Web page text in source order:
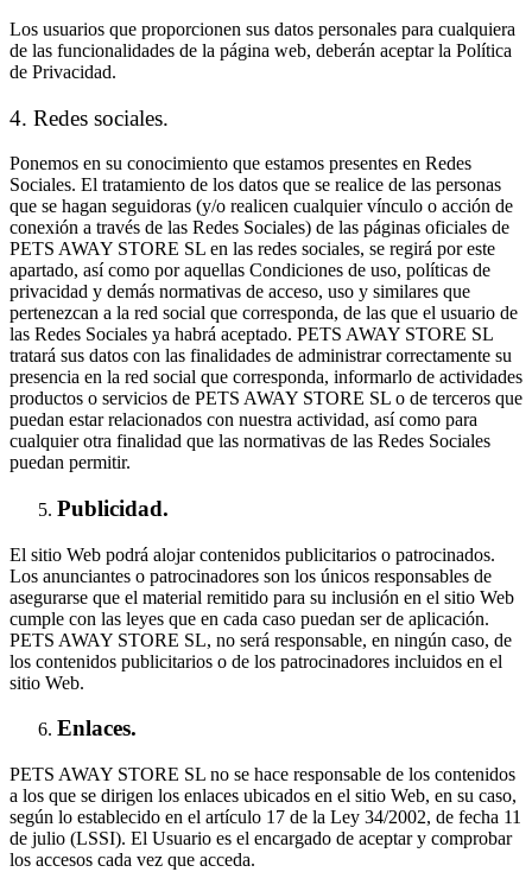
Los usuarios que proporcionen sus datos personales para cualquiera
de las funcionalidades de la página web, deberán aceptar la Política
de Privacidad.
4. Redes sociales.
Ponemos en su conocimiento que estamos presentes en Redes
Sociales. El tratamiento de los datos que se realice de las personas
que se hagan seguidoras (y/o realicen cualquier vínculo o acción de
conexión a través de las Redes Sociales) de las páginas oficiales de
PETS AWAY STORE SL en las redes sociales, se regirá por este
apartado, así como por aquellas Condiciones de uso, políticas de
privacidad y demás normativas de acceso, uso y similares que
pertenezcan a la red social que corresponda, de las que el usuario de
las Redes Sociales ya habrá aceptado. PETS AWAY STORE SL
tratará sus datos con las finalidades de administrar correctamente su
presencia en la red social que corresponda, informarlo de actividades
productos o servicios de PETS AWAY STORE SL o de terceros que
puedan estar relacionados con nuestra actividad, así como para
cualquier otra finalidad que las normativas de las Redes Sociales
puedan permitir.
Publicidad.
El sitio Web podrá alojar contenidos publicitarios o patrocinados.
Los anunciantes o patrocinadores son los únicos responsables de
asegurarse que el material remitido para su inclusión en el sitio Web
cumple con las leyes que en cada caso puedan ser de aplicación.
PETS AWAY STORE SL, no será responsable, en ningún caso, de
los contenidos publicitarios o de los patrocinadores incluidos en el
sitio Web.
Enlaces.
PETS AWAY STORE SL no se hace responsable de los contenidos
a los que se dirigen los enlaces ubicados en el sitio Web, en su caso,
según lo establecido en el artículo 17 de la Ley 34/2002, de fecha 11
de julio (LSSI). El Usuario es el encargado de aceptar y comprobar
los accesos cada vez que acceda.